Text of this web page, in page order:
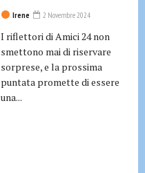
Irene 2 Novembre 2024
I riflettori di Amici 24 non
smettono mai di riservare
sorprese, e la prossima
puntata promette di essere
una...